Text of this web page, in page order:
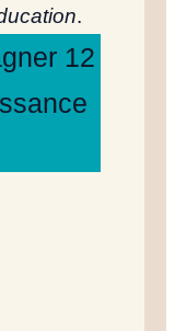
.
12